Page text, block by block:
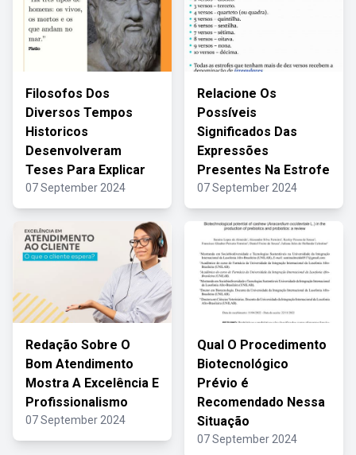
Filosofos Dos
Diversos Tempos
Historicos
Desenvolveram
Teses Para Explicar
07 September 2024
Relacione Os
Possíveis
Significados Das
Expressões
Presentes Na Estrofe
07 September 2024
Redação Sobre O
Bom Atendimento
Mostra A Excelência E
Profissionalismo
07 September 2024
Qual O Procedimento
Biotecnológico
Prévio é
Recomendado Nessa
Situação
07 September 2024